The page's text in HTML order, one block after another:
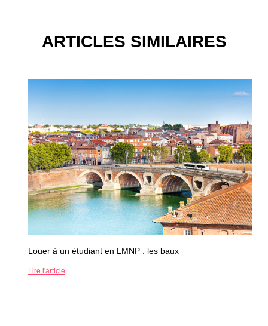
ARTICLES SIMILAIRES
Louer à un étudiant en LMNP : les baux
Lire l'article